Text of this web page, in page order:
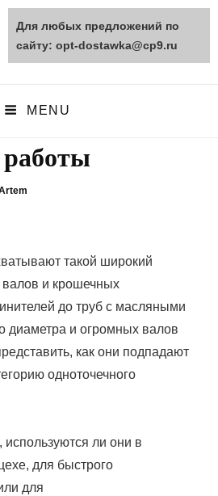
MENU
такой широкий
валов и крошечных
до труб с масляными
диаметра и огромных валов
как они подпадают
одноточечного
используются ли они в
для быстрого
для
Для любых предложений по
сайту: opt-dostawka@cp9.ru